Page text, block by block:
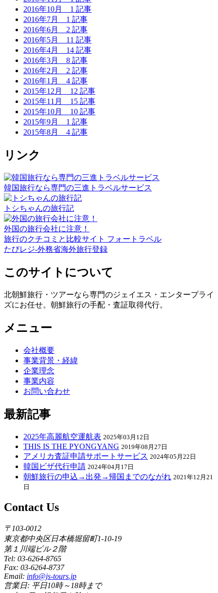
2016年10月 1 記事
2016年7月 1 記事
2016年6月 2 記事
2016年5月 11 記事
2016年4月 14 記事
2016年3月 8 記事
2016年2月 2 記事
2016年1月 4 記事
2015年12月 12 記事
2015年11月 15 記事
2015年10月 10 記事
2015年9月 1 記事
2015年8月 4 記事
リンク
韓国旅行なら専門の三進トラベルサービス
トシちゃんの旅行記
外国の旅行会社に注意！
旅行のクチコミと比較サイト フォートラベル
たびレジ-外務省海外旅行登録
このサイトについて
北朝鮮旅行・ツアーなら専門のジェイエス・エンタープライ
ズにお任せ。朝鮮旅行の手配・査証取得代行。
メニュー
会社概要
事業背景・経緯
企業理念
事業内容
お問い合わせ
最新記事
2025年高麗航空運航表 2025年03月12日
THIS IS THE PYONGYANG 2019年08月27日
アメリカ査証申請サポートサービス 2024年05月22日
韓国ビザ代行申請 2024年04月17日
朝鮮旅行の申込→出発→帰国までのながれ 2021年12月21
日
Contact Us
〒103-0012
東京都中央区日本橋堀留町1-10-19
第１川端ビル２階
Tel: 03-6264-8765
Fax: 03-6264-8737
Email: info@js-tours.jp
営業日: 平日10時～18時まで